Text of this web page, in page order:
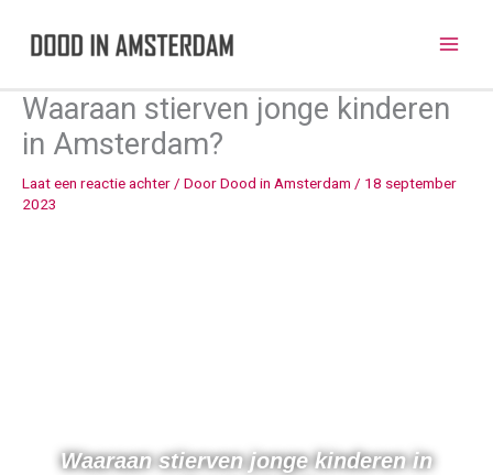
Waaraan stierven jonge kinderen
in Amsterdam?
Laat een reactie achter/ DoorDood in Amsterdam / 18 september
2023
Waaraan stierven jonge kinderen in